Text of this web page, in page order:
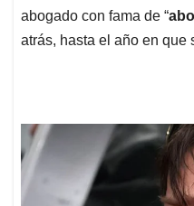
abogado con fama de “
atrás, hasta el año en que